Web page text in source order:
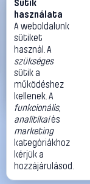
#3050603
Blickle 884384
görgő KerékØ:
Blickle Görgők,
25 990 Ft
Kosárba
«
Méret:
©2026
ThermoScope
ÁSZF
Sütik
használata
A weboldalunk
sütiket
használ. A
szükséges
sütik a
működéshez
kellenek. A
funkcionális,
analitikaiés
marketing
kategóriákhoz
kérjük a
hozzájárulásod.